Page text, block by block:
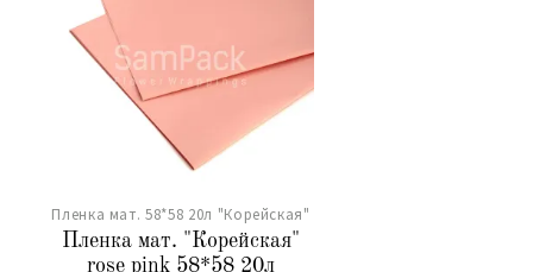
Пленка мат. 58*58 20л "Корейская"
Пленка мат. "Корейская"
rose pink 58*58 20л